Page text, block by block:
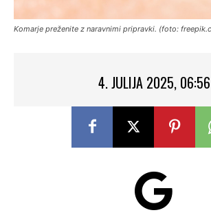
Komarje preženite z naravnimi pripravki. (foto:
4. JULIJA 2025, 06:56